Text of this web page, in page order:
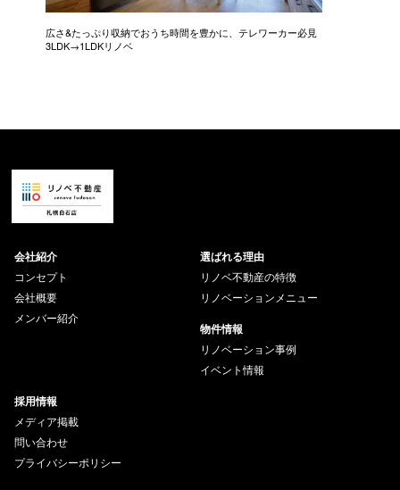
広さ&たっぷり収納でおうち時間を豊かに、テレワーカー必見
3LDK→1LDKリノベ
会社紹介
コンセプト
会社概要
メンバー紹介
選ばれる理由
リノベ不動産の特徴
リノベーションメニュー
物件情報
リノベーション事例
イベント情報
採用情報
メディア掲載
問い合わせ
プライバシーポリシー